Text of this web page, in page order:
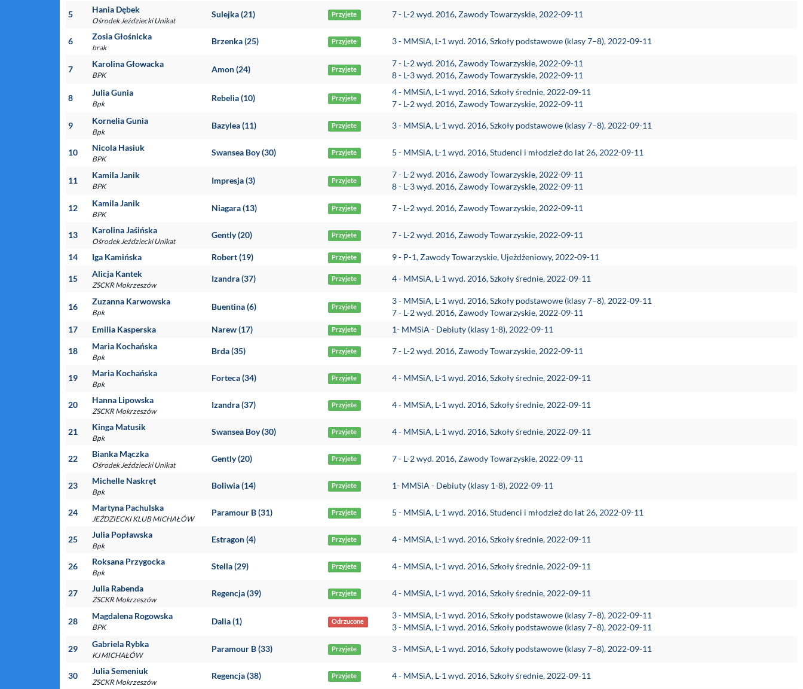
5 Hania Dębek
Ośrodek Jeździecki Unikat
Sulejka (21) Przyjete 7 - L-2 wyd. 2016, Zawody Towarzyskie, 2022-09-11
6 Zosia Głośnicka
brak
Brzenka (25) Przyjete 3 - MMSiA, L-1 wyd. 2016, Szkoły podstawowe (klasy 7–8), 2022-09-11
7
Karolina Głowacka
BPK
Amon (24) Przyjete
7 - L-2 wyd. 2016, Zawody Towarzyskie, 2022-09-11
8 - L-3 wyd. 2016, Zawody Towarzyskie, 2022-09-11
8
Julia Gunia
Bpk
Rebelia (10) Przyjete
4 - MMSiA, L-1 wyd. 2016, Szkoły średnie, 2022-09-11
7 - L-2 wyd. 2016, Zawody Towarzyskie, 2022-09-11
9 Kornelia Gunia
Bpk
Bazylea (11) Przyjete 3 - MMSiA, L-1 wyd. 2016, Szkoły podstawowe (klasy 7–8), 2022-09-11
10 Nicola Hasiuk
BPK
Swansea Boy (30) Przyjete 5 - MMSiA, L-1 wyd. 2016, Studenci i młodzież do lat 26, 2022-09-11
11
Kamila Janik
BPK
Impresja (3) Przyjete
7 - L-2 wyd. 2016, Zawody Towarzyskie, 2022-09-11
8 - L-3 wyd. 2016, Zawody Towarzyskie, 2022-09-11
12 Kamila Janik
BPK
Niagara (13) Przyjete 7 - L-2 wyd. 2016, Zawody Towarzyskie, 2022-09-11
13 Karolina Jaśińska
Ośrodek Jeździecki Unikat
Gently (20) Przyjete 7 - L-2 wyd. 2016, Zawody Towarzyskie, 2022-09-11
14 Iga Kamińska Robert (19) Przyjete 9 - P-1, Zawody Towarzyskie, Ujeżdżeniowy, 2022-09-11
15 Alicja Kantek
ZSCKR Mokrzeszów
Izandra (37) Przyjete 4 - MMSiA, L-1 wyd. 2016, Szkoły średnie, 2022-09-11
16
Zuzanna Karwowska
Bpk
Buentina (6) Przyjete
3 - MMSiA, L-1 wyd. 2016, Szkoły podstawowe (klasy 7–8), 2022-09-11
7 - L-2 wyd. 2016, Zawody Towarzyskie, 2022-09-11
17
Emilia Kasperska Narew (17) Przyjete 1- MMSiA - Debiuty (klasy 1-8), 2022-09-11
18 Maria Kochańska
Bpk
Brda (35) Przyjete 7 - L-2 wyd. 2016, Zawody Towarzyskie, 2022-09-11
19 Maria Kochańska
Bpk
Forteca (34) Przyjete 4 - MMSiA, L-1 wyd. 2016, Szkoły średnie, 2022-09-11
20 Hanna Lipowska
ZSCKR Mokrzeszów
Izandra (37) Przyjete 4 - MMSiA, L-1 wyd. 2016, Szkoły średnie, 2022-09-11
21 Kinga Matusik
Bpk
Swansea Boy (30) Przyjete 4 - MMSiA, L-1 wyd. 2016, Szkoły średnie, 2022-09-11
22 Bianka Mączka
Ośrodek Jeździecki Unikat
Gently (20) Przyjete 7 - L-2 wyd. 2016, Zawody Towarzyskie, 2022-09-11
23 Michelle Naskręt
Bpk
Boliwia (14) Przyjete 1- MMSiA - Debiuty (klasy 1-8), 2022-09-11
24 Martyna Pachulska
JEŹDZIECKI KLUB MICHAŁÓW
Paramour B (31) Przyjete 5 - MMSiA, L-1 wyd. 2016, Studenci i młodzież do lat 26, 2022-09-11
25 Julia Popławska
Bpk
Estragon (4) Przyjete 4 - MMSiA, L-1 wyd. 2016, Szkoły średnie, 2022-09-11
26 Roksana Przygocka
Bpk
Stella (29) Przyjete 4 - MMSiA, L-1 wyd. 2016, Szkoły średnie, 2022-09-11
27 Julia Rabenda
ZSCKR Mokrzeszów
Regencja (39) Przyjete 4 - MMSiA, L-1 wyd. 2016, Szkoły średnie, 2022-09-11
28
Magdalena Rogowska
BPK
Dalia (1) Odrzucone
3 - MMSiA, L-1 wyd. 2016, Szkoły podstawowe (klasy 7–8), 2022-09-11
3 - MMSiA, L-1 wyd. 2016, Szkoły podstawowe (klasy 7–8), 2022-09-11
29 Gabriela Rybka
KJ MICHAŁÓW
Paramour B (33) Przyjete 3 - MMSiA, L-1 wyd. 2016, Szkoły podstawowe (klasy 7–8), 2022-09-11
30 Julia Semeniuk
ZSCKR Mokrzeszów
Regencja (38) Przyjete 4 - MMSiA, L-1 wyd. 2016, Szkoły średnie, 2022-09-11